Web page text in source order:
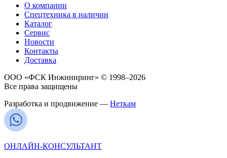
О компании
Спецтехника в наличии
Каталог
Сервис
Новости
Контакты
Доставка
ООО «ФСК Инжиниринг» © 1998–2026
Все права защищены
Разработка и продвижение — Неткам
ОНЛАЙН-КОНСУЛЬТАНТ